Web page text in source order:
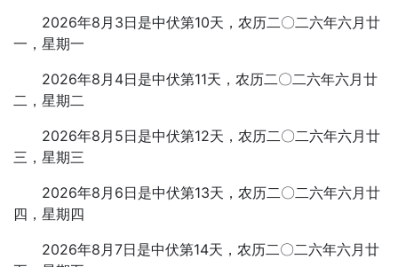
2026年8月3日是中伏第10天，农历二〇二六年六月廿
一，星期一
2026年8月4日是中伏第11天，农历二〇二六年六月廿
二，星期二
2026年8月5日是中伏第12天，农历二〇二六年六月廿
三，星期三
2026年8月6日是中伏第13天，农历二〇二六年六月廿
四，星期四
2026年8月7日是中伏第14天，农历二〇二六年六月廿